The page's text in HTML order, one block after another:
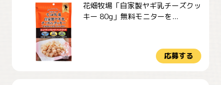
花畑牧場「自家製ヤギ乳チーズクッ
キー 80g」無料モニターを...
応募する